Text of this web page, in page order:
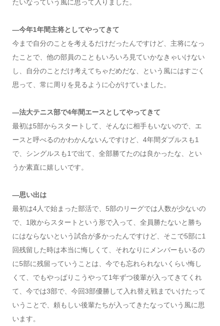
たいなっていう風に思って入りました。
―今年1年間主将としてやってきて
今まで自分のことを考えるだけだったんですけど、主将になっ
たことで、他の部員のこともいろいろ見ていかなきゃいけない
し、自分のことだけ考えてちゃだめだな、という風にはすごく
思って、常に周りを見るように心がけていました。
―法大テニス部で4年間エースとしてやってきて
最初は5部からスタートして、そんなに相手もいないので、エ
ースと呼べるのかわかんないんですけど、4年間ダブルスも1
で、シングルスも1で出て、全部勝てたのは良かったな、とい
うか素直に嬉しいです。
―思い出は
最初は4人で始まった部活で、5部のリーグでは人数が少ないの
で、1敗からスタートという形で入って、全員勝たないと勝ち
にはならないという試合が多かったんですけど、そこで5部に1
回残留した時は本当に悔しくて、それなりにメンバーもいるの
に5部に残留っていうことは、今でも忘れられないくらい悔し
くて、でもやっぱりこうやって1年ずつ後輩が入ってきてくれ
て、今では3部で、今回3部優勝して入れ替え戦までいけたって
いうことで、頼もしい後輩たちが入ってきたなっていう風に思
います。